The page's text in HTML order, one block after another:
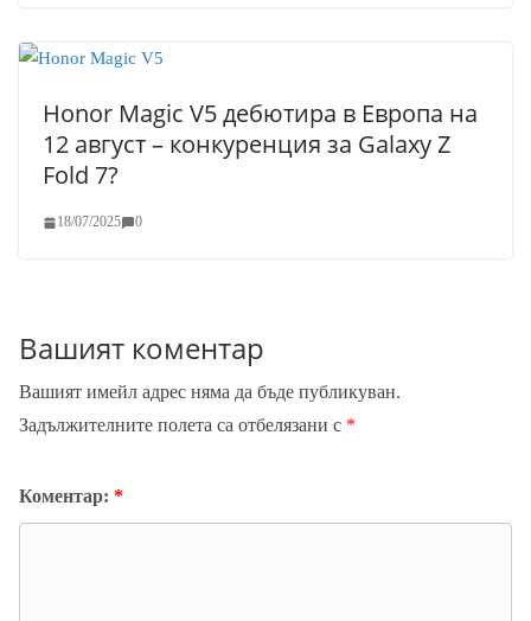
Honor Magic V5 дебютира в Европа на
12 август – конкуренция за Galaxy Z
Fold 7?
18/07/2025 0
Вашият коментар
Вашият имейл адрес няма да бъде публикуван.
Задължителните полета са отбелязани с *
Коментар: *